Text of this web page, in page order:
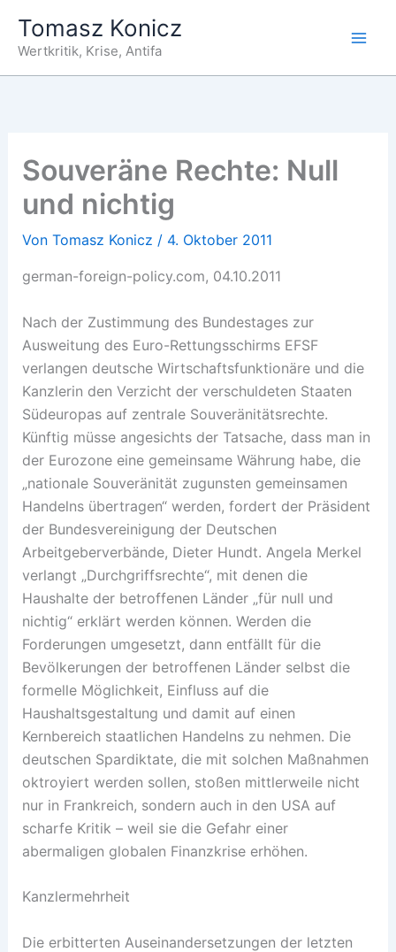
Inhalt
springen
Tomasz Konicz
Wertkritik, Krise, Antifa
Souveräne Rechte: Null
und nichtig
Von Tomasz Konicz / 4. Oktober 2011
german-foreign-policy.com, 04.10.2011
Nach der Zustimmung des Bundestages zur
Ausweitung des Euro-Rettungsschirms EFSF
verlangen deutsche Wirtschaftsfunktionäre und die
Kanzlerin den Verzicht der verschuldeten Staaten
Südeuropas auf zentrale Souveränitätsrechte.
Künftig müsse angesichts der Tatsache, dass man in
der Eurozone eine gemeinsame Währung habe, die
„nationale Souveränität zugunsten gemeinsamen
Handelns übertragen“ werden, fordert der Präsident
der Bundesvereinigung der Deutschen
Arbeitgeberverbände, Dieter Hundt. Angela Merkel
verlangt „Durchgriffsrechte“, mit denen die
Haushalte der betroffenen Länder „für null und
nichtig“ erklärt werden können. Werden die
Forderungen umgesetzt, dann entfällt für die
Bevölkerungen der betroffenen Länder selbst die
formelle Möglichkeit, Einfluss auf die
Haushaltsgestaltung und damit auf einen
Kernbereich staatlichen Handelns zu nehmen. Die
deutschen Spardiktate, die mit solchen Maßnahmen
oktroyiert werden sollen, stoßen mittlerweile nicht
nur in Frankreich, sondern auch in den USA auf
scharfe Kritik – weil sie die Gefahr einer
abermaligen globalen Finanzkrise erhöhen.
Kanzlermehrheit
Die erbitterten Auseinandersetzungen der letzten